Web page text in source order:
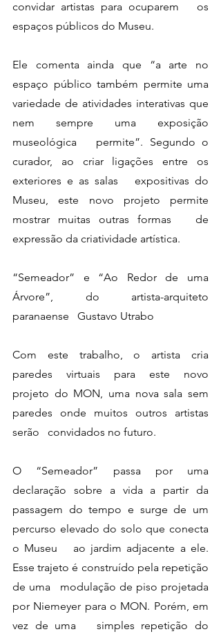
convidar artistas para ocuparem   os
espaços públicos do Museu.
Ele comenta ainda que “a arte no
espaço público também permite uma
variedade de atividades interativas que
nem sempre uma exposição
museológica   permite”. Segundo o
curador, ao criar ligações entre os
exteriores e as salas   expositivas do
Museu, este novo projeto permite
mostrar muitas outras formas   de
expressão da criatividade artística.
“Semeador” e “Ao Redor de uma
Árvore”, do artista-arquiteto
paranaense   Gustavo Utrabo
Com este trabalho, o artista cria
paredes virtuais para este novo
projeto do MON, uma nova sala sem
paredes onde muitos outros artistas
serão   convidados no futuro.
O “Semeador” passa por uma
declaração sobre a vida a partir da
passagem do tempo e surge de um
percurso elevado do solo que conecta
o Museu   ao jardim adjacente a ele.
Esse trajeto é construído pela repetição
de uma   modulação de piso projetada
por Niemeyer para o MON. Porém, em
vez de uma   simples repetição do